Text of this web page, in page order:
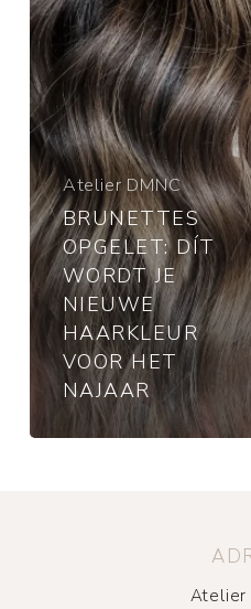
haarkleur
voor
het
najaar
Atelier DMNC
BRUNETTES
OPGELET: DÍT
WORDT JE
NIEUWE
HAARKLEUR
VOOR HET
NAJAAR
Atelier